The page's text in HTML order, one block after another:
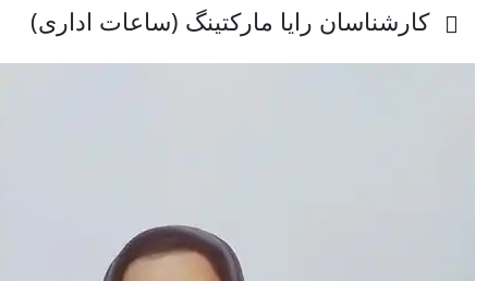
کارشناسان رایا مارکتینگ (ساعات اداری)